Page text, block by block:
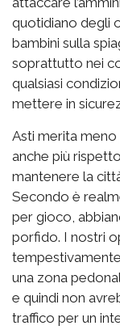
quotidiano degli
bambini sulla
soprattutto nei
qualsiasi
mettere in
Asti merita
anche più
mantenere la
Secondo è
per gioco,
porfido. I nostri
una zona
e quindi non
traffico per un